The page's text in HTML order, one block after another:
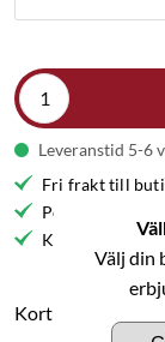
Välj din
Leveranstid 5-6
Fri frakt till
Personlig service
Kvalitetsmöbler
Kort